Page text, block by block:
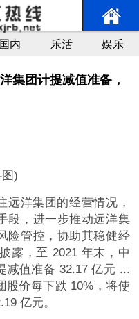
国内 乐活 娱乐
集团计提减值准备，
)
远洋集团的经营情况，
段，进一步推动远洋集
险管控，协助其稳健经
露，至 2021 年末，中
减值准备 32.17 亿元 ...
股价每下跌 10%，将使
亿元。